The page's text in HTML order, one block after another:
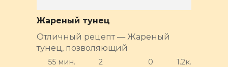
Жареный тунец
Отличный рецепт — Жареный
тунец, позволяющий
55 мин. 2 0 1.2к.